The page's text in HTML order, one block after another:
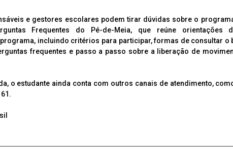
e gestores escolares podem tirar dúvidas sobre o
Frequentes do Pé-de-Meia, que reúne orientações
incluindo critérios para participar, formas de consultar o
frequentes e passo a passo sobre a liberação de
o estudante ainda conta com outros canais de atendimento,